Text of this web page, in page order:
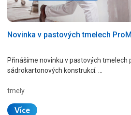
Novinka v pastových tmelech
Přinášíme novinku v pastových tmelech
sádrokartonových konstrukcí. …
tmely
Více